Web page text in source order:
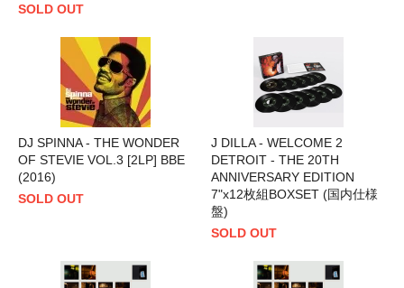
SOLD OUT
DJ SPINNA - THE WONDER
OF STEVIE VOL.3 [2LP] BBE
(2016)
SOLD OUT
J DILLA - WELCOME 2
DETROIT - THE 20TH
ANNIVERSARY EDITION
7"x12枚組BOXSET (国内仕様
盤)
SOLD OUT